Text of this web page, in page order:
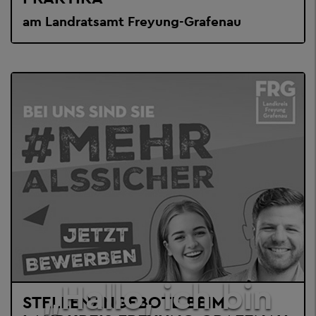
am Landratsamt Freyung-Grafenau
STELLENANGEBOTE BEIM
„Hallo, ich bin